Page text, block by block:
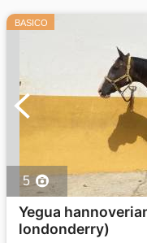
BASICO
5
Yegua
londonderry)